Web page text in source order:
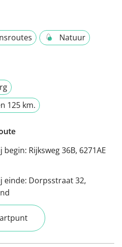
Natuur
125 km.
begin: Rijksweg 36B, 6271AE
einde: Dorpsstraat 32,